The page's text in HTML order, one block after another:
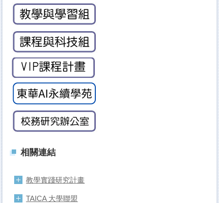
相關連結
教學實踐研究計畫
TAICA 大學聯盟